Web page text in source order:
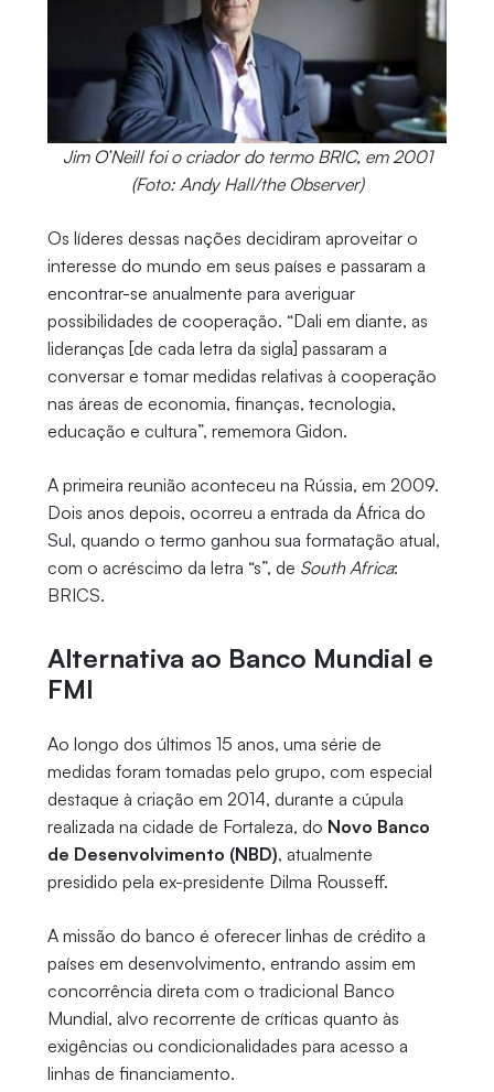
Jim O’Neill foi o criador do termo BRIC, em 2001
(Foto: Andy Hall/the Observer)
Os líderes dessas nações decidiram aproveitar o
interesse do mundo em seus países e passaram a
encontrar-se anualmente para averiguar
possibilidades de cooperação. “Dali em diante, as
lideranças [de cada letra da sigla] passaram a
conversar e tomar medidas relativas à cooperação
nas áreas de economia, finanças, tecnologia,
educação e cultura”, rememora Gidon.
A primeira reunião aconteceu na Rússia, em 2009.
Dois anos depois, ocorreu a entrada da África do
Sul, quando o termo ganhou sua formatação atual,
com o acréscimo da letra “s”, de South Africa:
BRICS.
Alternativa ao Banco Mundial e
FMI
Ao longo dos últimos 15 anos, uma série de
medidas foram tomadas pelo grupo, com especial
destaque à criação em 2014, durante a cúpula
realizada na cidade de Fortaleza, do Novo Banco
de Desenvolvimento (NBD), atualmente
presidido pela ex-presidente Dilma Rousseff.
A missão do banco é oferecer linhas de crédito a
países em desenvolvimento, entrando assim em
concorrência direta com o tradicional Banco
Mundial, alvo recorrente de críticas quanto às
exigências ou condicionalidades para acesso a
linhas de financiamento.